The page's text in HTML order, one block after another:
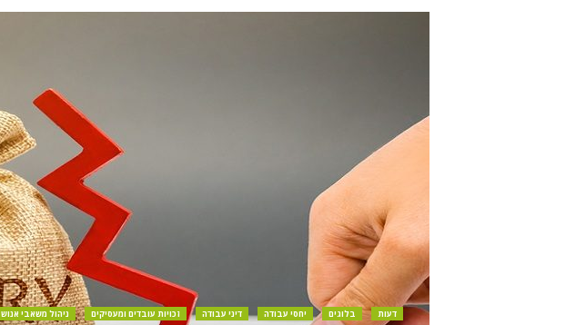
דעות בלוגים יחסי עבודה דיני עבודה זכויות עובדים ומעסיקים ניהול משאבי אנוש